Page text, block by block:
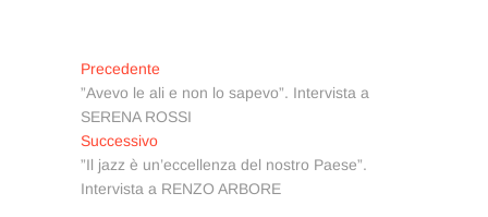
Navigazione
articoli
Precedente
precedente:
”Avevo le ali e non lo sapevo”. Intervista a
SERENA ROSSI
SuccessivoArticolo
successivo:
”Il jazz è un’eccellenza del nostro Paese”.
Intervista a RENZO ARBORE